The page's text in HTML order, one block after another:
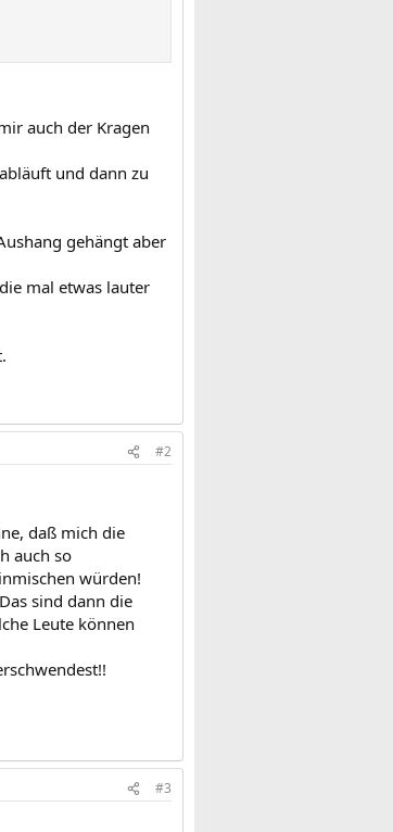
auch der Kragen
und dann zu
gehängt aber
mal etwas lauter
#2
daß mich die
auch so
würden!
sind dann die
Leute können
#3